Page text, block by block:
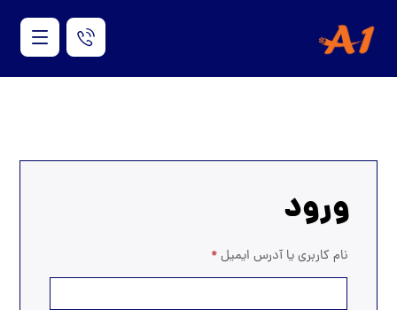
ورود
نام کاربری یا آدرس ایمیل*